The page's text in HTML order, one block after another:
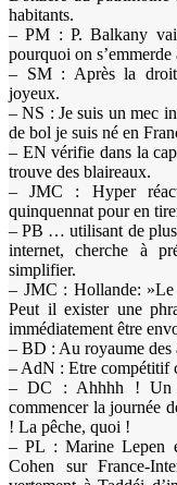
habitants.
– PM : P. Balkany
pourquoi on
– SM : Après la
joyeux.
– NS : Je suis un mec
de bol je suis né en
– EN vérifie dans la
trouve des blaireaux.
– JMC : Hyper
quinquennat pour en
– PB … utilisant de plus
internet, cherche à
simplifier.
– JMC : Hollande: »Le
Peut il exister une
immédiatement être
– BD : Au royaume des
– AdN : Etre compétitif
– DC : Ahhhh ! Un
commencer la journée
! La pêche, quoi !
– PL : Marine Lepen
Cohen sur France-